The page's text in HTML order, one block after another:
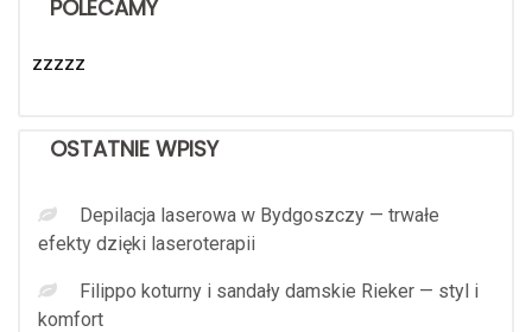
POLECAMY
zzzzz
OSTATNIE WPISY
Depilacja laserowa w Bydgoszczy — trwałe
efekty dzięki laseroterapii
Filippo koturny i sandały damskie Rieker — styl i
komfort